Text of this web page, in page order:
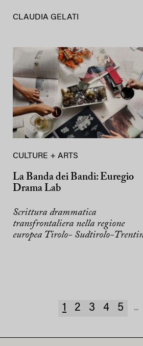
CLAUDIA GELATI
CULTURE + ARTS
La Banda dei Bandi: Euregio
Drama Lab
Scrittura drammatica
transfrontaliera nella regione
europea Tirolo- Sudtirolo-
1 2 3 4 5 ...